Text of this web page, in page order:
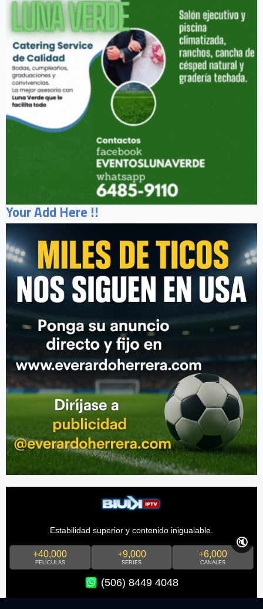
Your Add Here !!
Estabilidad superior y contenido inigualable.
+40,000
PELÍCULAS
+9,000
SERIES
+6,000
CANALES
(506) 8449 4048
🔇